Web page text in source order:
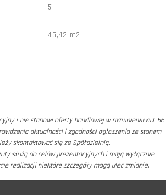
5
45,42 m2
i nie stanowi oferty handlowej w rozumieniu art. 66
aktualności i zgodności ogłoszenia ze stanem
skontaktować się ze Spółdzielnią.
służą do celów prezentacyjnych i mają wyłącznie
realizacji niektóre szczegóły mogą ulec zmianie.